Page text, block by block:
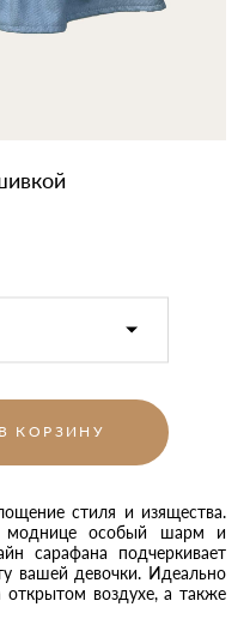
КОРЗИНУ
стиля и изящества.
моднице особый шарм и
сарафана подчеркивает
вашей девочки. Идеально
воздухе, а также